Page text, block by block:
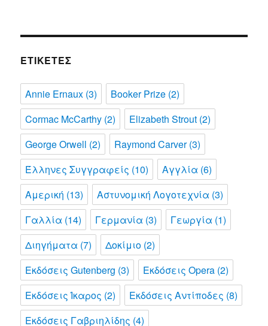
ΕΤΙΚΈΤΕΣ
Annie Ernaux (3) Booker Prize (2)
Cormac McCarthy (2) Elizabeth Strout (2)
George Orwell (2) Raymond Carver(3)
Έλληνες Συγγραφείς (10) Αγγλία (6)
Αμερική (13) Αστυνομική Λογοτεχνία (3)
Γαλλία (14) Γερμανία (3) Γεωργία (1)
Διηγήματα (7) Δοκίμιο (2)
Εκδόσεις Gutenberg (3) Εκδόσεις Opera (2)
Εκδόσεις Ίκαρος (2) Εκδόσεις Αντίποδες (8)
Εκδόσεις Γαβριηλίδης (4)